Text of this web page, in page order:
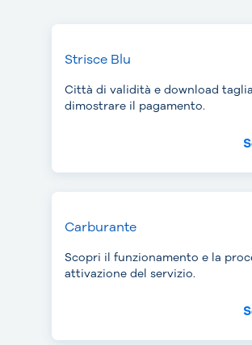
Strisce Blu
Città di validità e download
dimostrare il pagamento.
Carburante
Scopri il funzionamento e la
attivazione del servizio.